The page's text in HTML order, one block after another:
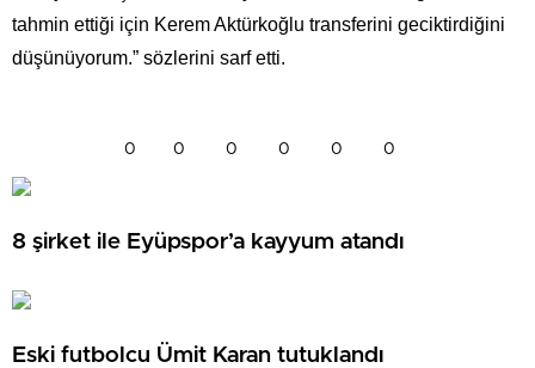
tahmin ettiği için Kerem Aktürkoğlu transferini geciktirdiğini
düşünüyorum.” sözlerini sarf etti.
0 0 0 0 0 0
8 şirket ile Eyüpspor’a kayyum atandı
Eski futbolcu Ümit Karan tutuklandı